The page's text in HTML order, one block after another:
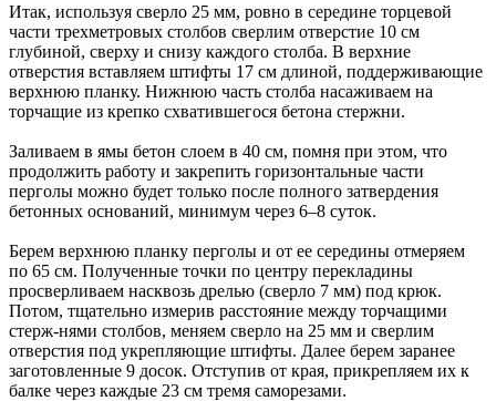
Итак, используя сверло 25 мм, ровно в середине торцевой
части трехметровых столбов сверлим отверстие 10 см
глубиной, сверху и снизу каждого столба. В верхние
отверстия вставляем штифты 17 см длиной, поддерживающие
верхнюю планку. Нижнюю часть столба насаживаем на
торчащие из крепко схватившегося бетона стержни.
Заливаем в ямы бетон слоем в 40 см, помня при этом, что
продолжить работу и закрепить горизонтальные части
перголы можно будет только после полного затвердения
бетонных оснований, минимум через 6–8 суток.
Берем верхнюю планку перголы и от ее середины отмеряем
по 65 см. Полученные точки по центру перекладины
просверливаем насквозь дрелью (сверло 7 мм) под крюк.
Потом, тщательно измерив расстояние между торчащими
стерж-нями столбов, меняем сверло на 25 мм и сверлим
отверстия под укрепляющие штифты. Далее берем заранее
заготовленные 9 досок. Отступив от края, прикрепляем их к
балке через каждые 23 см тремя саморезами.